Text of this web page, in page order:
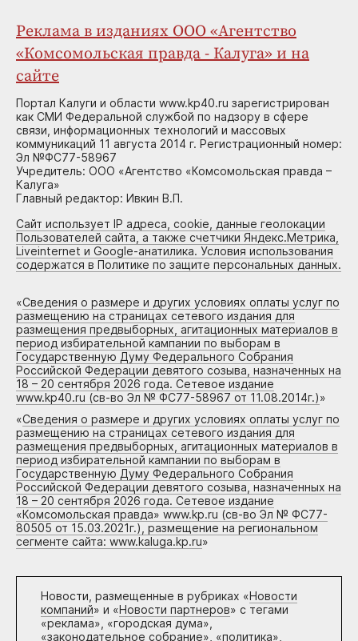
Реклама в изданиях ООО «Агентство
«Комсомольская правда - Калуга» и на
сайте
Портал Калуги и области www.kp40.ru зарегистрирован
как СМИ Федеральной службой по надзору в сфере
связи, информационных технологий и массовых
коммуникаций 11 августа 2014 г. Регистрационный номер:
Эл №ФС77-58967
Учредитель: ООО «Агентство «Комсомольская правда –
Калуга»
Главный редактор: Ивкин В.П.
Сайт использует IP адреса, cookie, данные геолокации
Пользователей сайта, а также счетчики Яндекс.Метрика,
Liveinternet и Google-анатилика. Условия использования
содержатся в Политике по защите персональных данных.
«Сведения о размере и других условиях оплаты услуг по
размещению на страницах сетевого издания для
размещения предвыборных, агитационных материалов в
период избирательной кампании по выборам в
Государственную Думу Федерального Собрания
Российской Федерации девятого созыва, назначенных на
18 – 20 сентября 2026 года. Сетевое издание
www.kp40.ru (св-во Эл № ФС77-58967 от 11.08.2014г.)»
«Сведения о размере и других условиях оплаты услуг по
размещению на страницах сетевого издания для
размещения предвыборных, агитационных материалов в
период избирательной кампании по выборам в
Государственную Думу Федерального Собрания
Российской Федерации девятого созыва, назначенных на
18 – 20 сентября 2026 года. Сетевое издание
«Комсомольская правда» www.kp.ru (св-во Эл № ФС77-
80505 от 15.03.2021г.), размещение на региональном
сегменте сайта: www.kaluga.kp.ru»
Новости, размещенные в рубриках «Новости
компаний» и «Новости партнеров» с тегами
«реклама», «городская дума»,
«законодательное собрание», «политика»,